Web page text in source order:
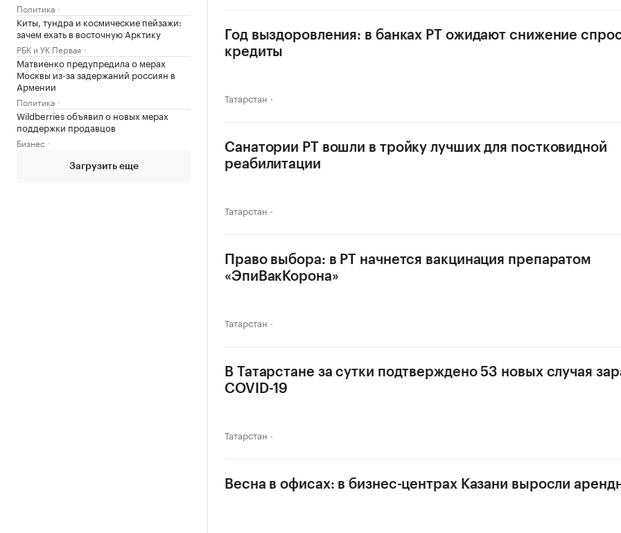
Политика
Киты, тундра и космические пейзажи:
зачем ехать в восточную Арктику
РБК и УК Первая
Матвиенко предупредила о мерах
Москвы из-за задержаний россиян в
Армении
Политика
Wildberries объявил о новых мерах
поддержки продавцов
Бизнес
Загрузить еще
Год выздоровления: в банках РТ ожидают снижение
кредиты
Татарстан
Санатории РТ вошли в тройку лучших для постковидной
реабилитации
Татарстан
Право выбора: в РТ начнется вакцинация препаратом
«ЭпиВакКорона»
Татарстан
В Татарстане за сутки подтверждено 53 новых случая
COVID-19
Татарстан
Весна в офисах: в бизнес-центрах Казани выросли